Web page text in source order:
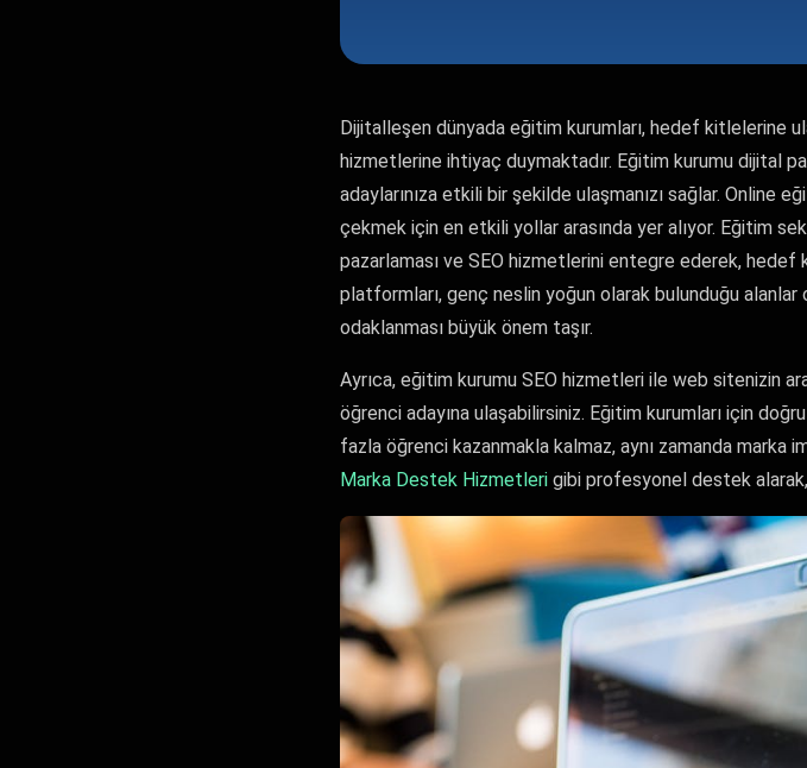
Dijitalleşen dünyada eğitim kurumları, hedef kitlelerine
hizmetlerine ihtiyaç duymaktadır. Eğitim kurumu dijital
adaylarınıza etkili bir şekilde ulaşmanızı sağlar. Online
çekmek için en etkili yollar arasında yer alıyor. Eğitim
pazarlaması ve SEO hizmetlerini entegre ederek,
platformları, genç neslin yoğun olarak bulunduğu alanlar
odaklanması büyük önem taşır.
Ayrıca, eğitim kurumu SEO hizmetleri ile web sitenizin
öğrenci adayına ulaşabilirsiniz. Eğitim kurumları için
fazla öğrenci kazanmakla kalmaz, aynı zamanda marka
Marka Destek Hizmetleri gibi profesyonel destek